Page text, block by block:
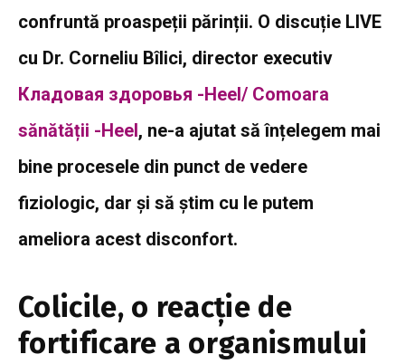
confruntă proaspeții părinții. O discuție LIVE
cu Dr. Corneliu Bîlici, director executiv
Кладовая здоровья -Heel/ Comoara
sănătății -Heel, ne-a ajutat să înțelegem mai
bine procesele din punct de vedere
fiziologic, dar și să știm cu le putem
ameliora acest disconfort.
Colicile, o reacție de
fortificare a organismului